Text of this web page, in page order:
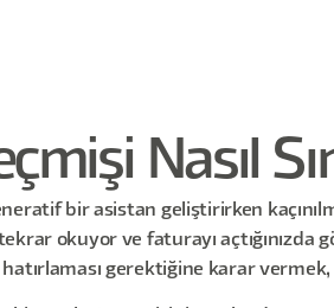
Nasıl
bir asistan geliştirirken
okuyor ve faturayı açtığınızda
hatırlaması gerektiğine karar